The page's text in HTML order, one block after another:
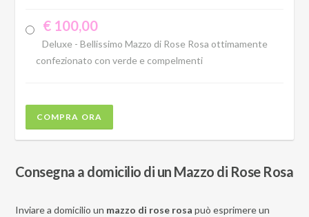
€ 100,00
Deluxe - Bellissimo Mazzo di Rose Rosa ottimamente
confezionato con verde e compelmenti
COMPRA ORA
Consegna a domicilio di un Mazzo di Rose Rosa
Inviare a domicilio un mazzo di rose rosa può esprimere un